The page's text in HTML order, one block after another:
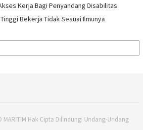
Kerja Bagi Penyandang Disabilitas
Bekerja Tidak Sesuai Ilmunya
MARITIM Hak Cipta Dilindungi Undang-Undang